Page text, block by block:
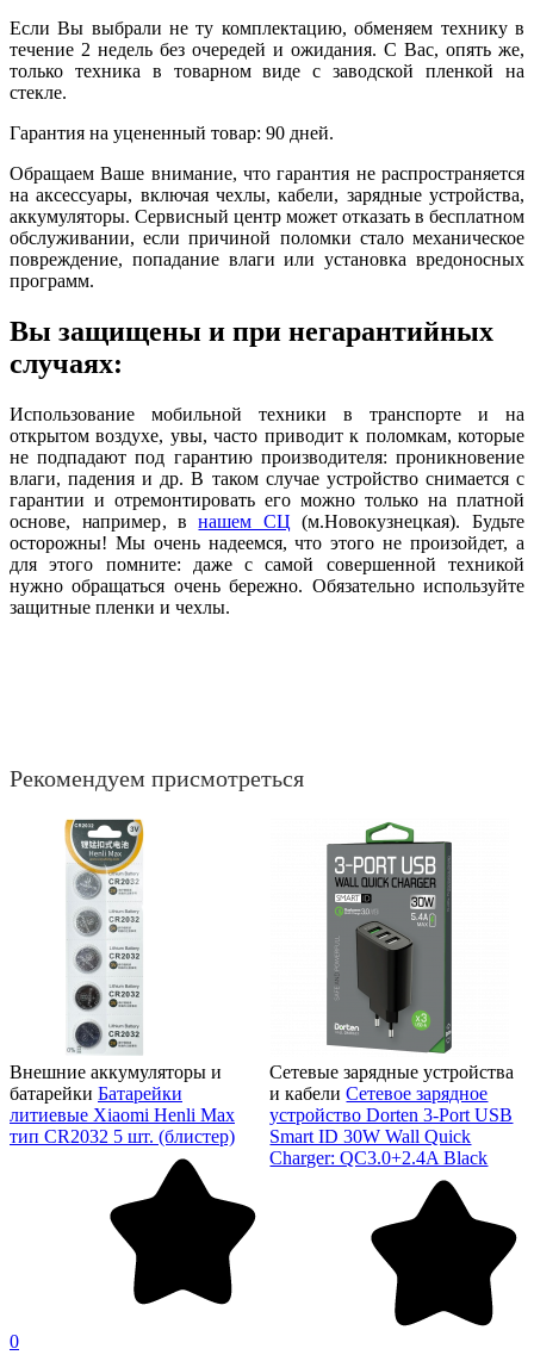
Если Вы выбрали не ту комплектацию, обменяем технику в
течение 2 недель без очередей и ожидания. С Вас, опять же,
только техника в товарном виде с заводской пленкой на
стекле.
Гарантия на уцененный товар: 90 дней.
Обращаем Ваше внимание, что гарантия не распространяется
на аксессуары, включая чехлы, кабели, зарядные устройства,
аккумуляторы. Сервисный центр может отказать в бесплатном
обслуживании, если причиной поломки стало механическое
повреждение, попадание влаги или установка вредоносных
программ.
Вы защищены и при негарантийных
случаях:
Использование мобильной техники в транспорте и на
открытом воздухе, увы, часто приводит к поломкам, которые
не подпадают под гарантию производителя: проникновение
влаги, падения и др. В таком случае устройство снимается с
гарантии и отремонтировать его можно только на платной
основе, например, внашем СЦ (м.Новокузнецкая). Будьте
осторожны! Мы очень надеемся, что этого не произойдет, а
для этого помните: даже с самой совершенной техникой
нужно обращаться очень бережно. Обязательно используйте
защитные пленки и чехлы.
Рекомендуем присмотреться
Внешние аккумуляторы и
батарейки Батарейки
литиевые Xiaomi Henli Max
тип CR2032 5 шт. (блистер)
0
Сетевые зарядные устройства
и кабели Сетевое зарядное
устройство Dorten 3-Port USB
Smart ID 30W Wall Quick
Charger: QC3.0+2.4A Black